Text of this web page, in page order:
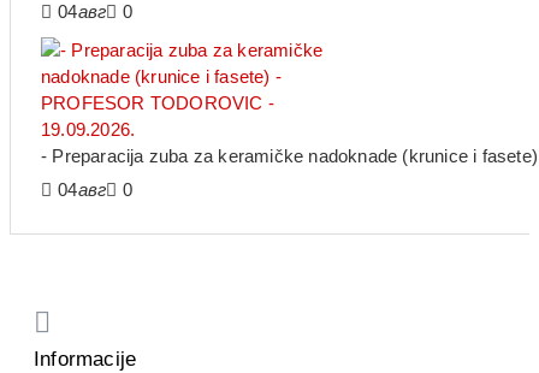
04авг 0
- Preparacija zuba za keramičke nadoknade (krunice i
04авг 0
Informacije